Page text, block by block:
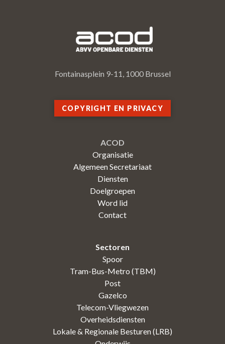
Fontainasplein 9-11, 1000 Brussel
COPYRIGHT EN PRIVACY
ACOD
Organisatie
Algemeen Secretariaat
Diensten
Doelgroepen
Word lid
Contact
Sectoren
Spoor
Tram-Bus-Metro (TBM)
Post
Gazelco
Telecom-Vliegwezen
Overheidsdiensten
Lokale & Regionale Besturen (LRB)